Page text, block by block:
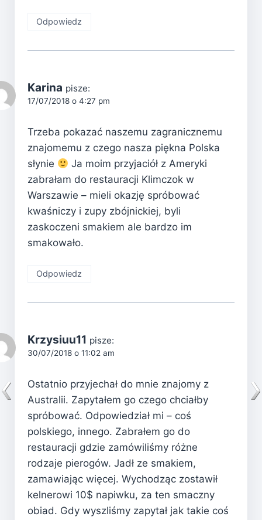
Odpowiedz
Karina pisze:
17/07/2018 o 4:27 pm
Trzeba pokazać naszemu zagranicznemu
znajomemu z czego nasza piękna Polska
słynie
Ja moim przyjaciół z Ameryki
zabrałam do restauracji Klimczok w
Warszawie – mieli okazję spróbować
kwaśniczy i zupy zbójnickiej, byli
zaskoczeni smakiem ale bardzo im
smakowało.
Odpowiedz
Krzysiuu11 pisze:
30/07/2018 o 11:02 am
Ostatnio przyjechał do mnie znajomy z
Australii. Zapytałem go czego chciałby
spróbować. Odpowiedział mi – coś
polskiego, innego. Zabrałem go do
restauracji gdzie zamówiliśmy różne
rodzaje pierogów. Jadł ze smakiem,
zamawiając więcej. Wychodząc zostawił
kelnerowi 10$ napiwku, za ten smaczny
obiad. Gdy wyszliśmy zapytał jak takie coś